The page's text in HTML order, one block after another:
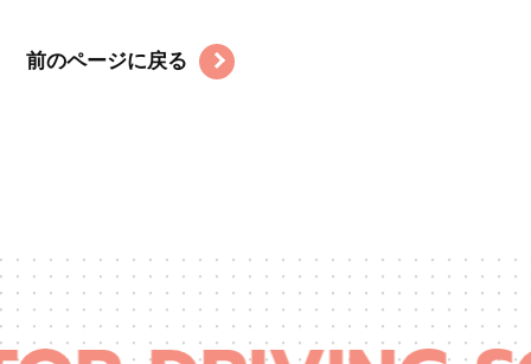
前のページに戻る